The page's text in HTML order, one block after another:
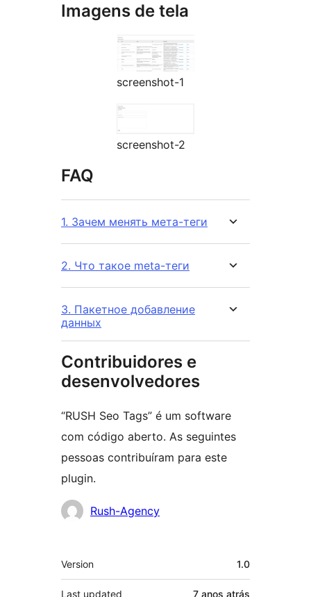
Imagens de tela
screenshot-1
screenshot-2
FAQ
1. Зачем менять мета-теги
2. Что такое meta-теги
3. Пакетное добавление
данных
Contribuidores e
desenvolvedores
“RUSH Seo Tags” é um software
com código aberto. As seguintes
pessoas contribuíram para este
plugin.
Contribuidores
Rush-Agency
Meta
Version 1.0
Last updated 7 anos atrás